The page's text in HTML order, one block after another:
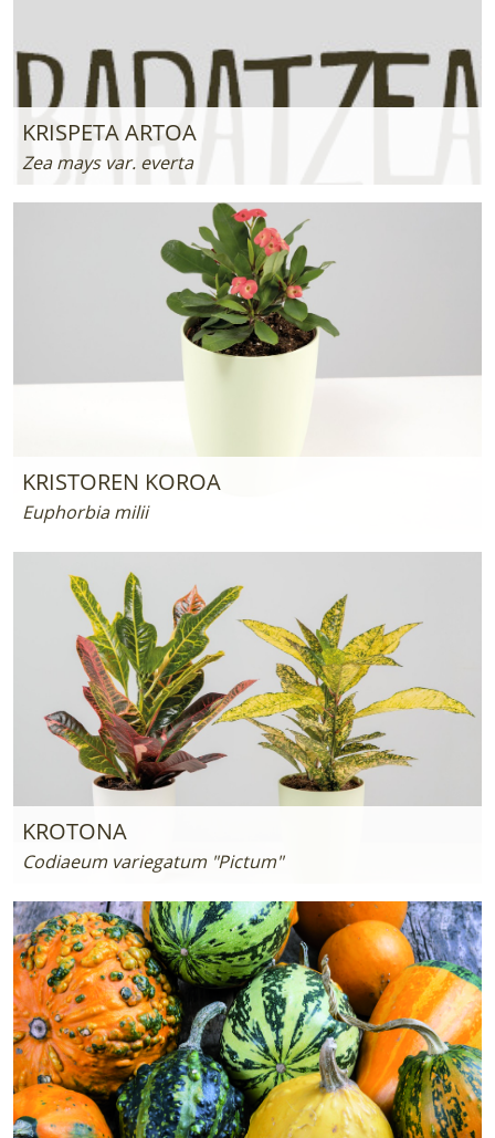
KRISPETA ARTOA
Zea mays var. everta
KRISTOREN KOROA
Euphorbia milii
KROTONA
Codiaeum variegatum "Pictum"